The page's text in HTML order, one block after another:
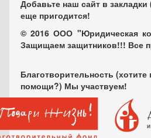
Добавьте наш сайт в
еще пригодится!
© 2016 ООО "Юридическая
Защищаем защитников!!! Все
Благотворительность
помощи?) Мы участвуем!